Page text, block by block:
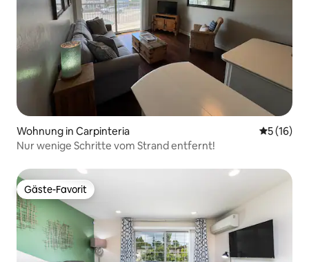
Wohnung in Carpinteria
5 (16)
Nur wenige Schritte vom Strand entfernt!
Gäste-Favorit
Gäste-Favorit